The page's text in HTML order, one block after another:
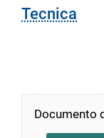
Tecnica
Documento